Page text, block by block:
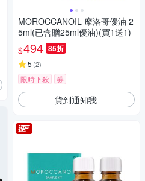
MOROCCANOIL 摩洛哥優油 2
5ml(已含贈25ml優油)(買1送1)
$494 85折
5 (2)
限時下殺 券
貨到通知我